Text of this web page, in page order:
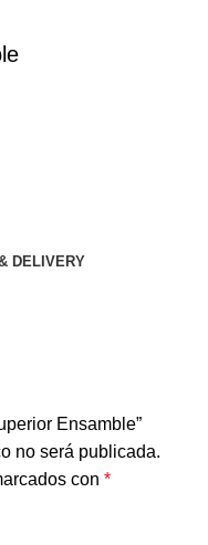
DELIVERY
Ensamble”
no será publicada.
con *